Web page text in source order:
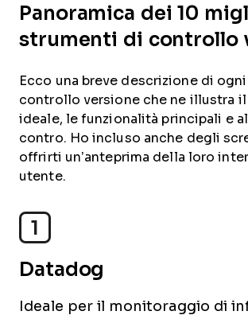
Panoramica dei 10
strumenti di controllo
Ecco una breve descrizione di
controllo versione che ne illustra il
ideale, le funzionalità principali e
contro. Ho incluso anche degli
offrirti un’anteprima della loro
utente.
1
Datadog
Ideale per il monitoraggio di